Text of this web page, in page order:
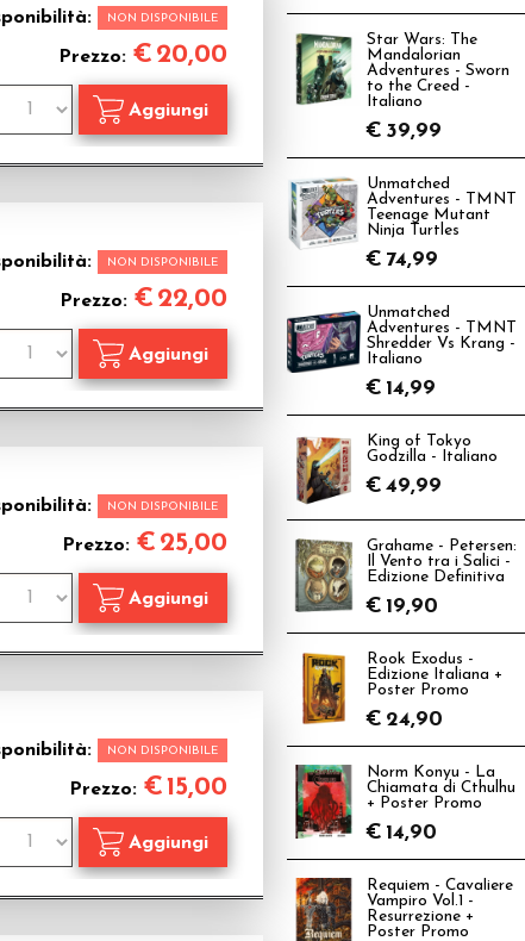
NON DISPONIBILE
Prezzo: € 20,00
NON DISPONIBILE
Prezzo: € 22,00
NON DISPONIBILE
Prezzo: € 25,00
NON DISPONIBILE
Prezzo: €15,00
Star Wars: The
Mandalorian
Adventures - Sworn
to the Creed -
Italiano
€ 39,99
Unmatched
Adventures - TMNT
Teenage Mutant
Ninja Turtles
€ 74,99
Unmatched
Adventures - TMNT
Shredder Vs Krang -
Italiano
€ 14,99
King of Tokyo
Godzilla - Italiano
€ 49,99
Grahame - Petersen:
Il Vento tra i Salici -
Edizione Definitiva
€ 19,90
Rook Exodus -
Edizione Italiana +
Poster Promo
€ 24,90
Norm Konyu - La
Chiamata di Cthulhu
+ Poster Promo
€ 14,90
Requiem - Cavaliere
Vampiro Vol.1 -
Resurrezione +
Poster Promo